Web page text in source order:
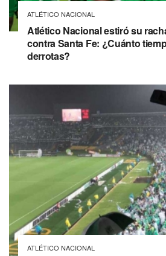
ATLÉTICO NACIONAL
Atlético Nacional estiró su
contra Santa Fe: ¿Cuánto
derrotas?
ATLÉTICO NACIONAL